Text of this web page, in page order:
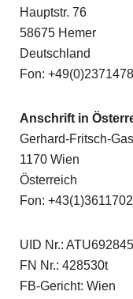
Hauptstr. 76
58675 Hemer
Deutschland
Fon:
Anschrift in
Gerhard-Fritsch-
1170 Wien
Österreich
Fon: +43(1)3611702
UID Nr.:
FN Nr.: 428530t
FB-Gericht: Wien